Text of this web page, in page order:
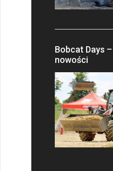
Bobcat Days
nowości